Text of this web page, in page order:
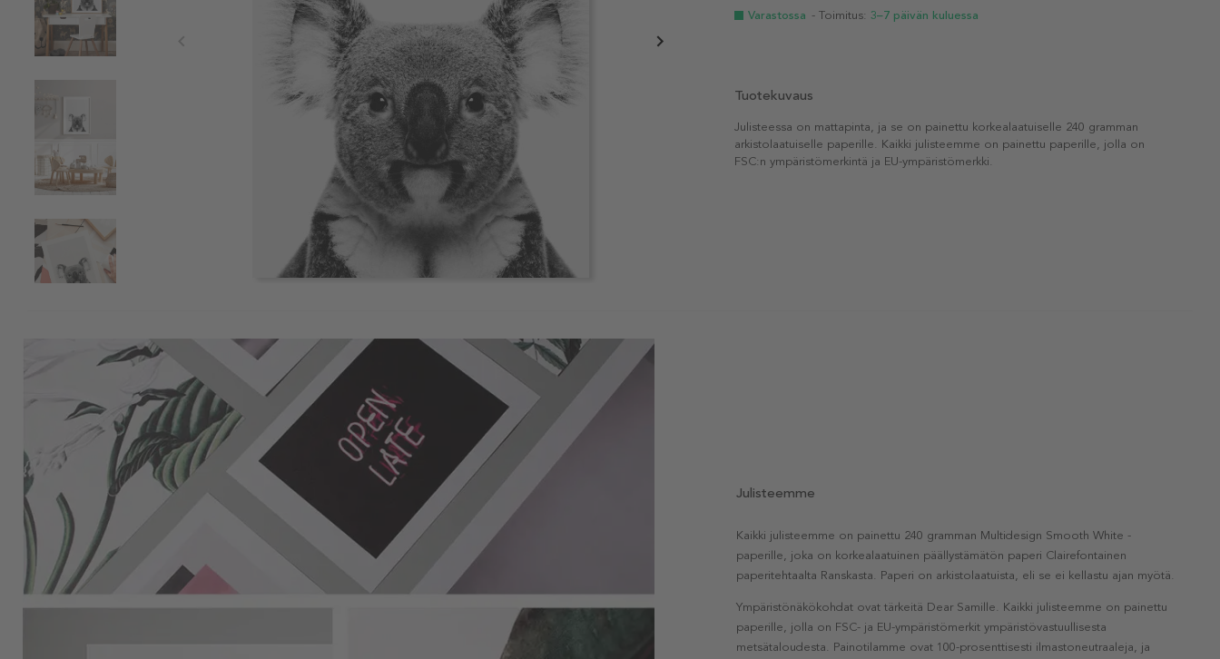
Varastossa - Toimitus: 3–7 päivän kuluessa
Tuotekuvaus
Julisteessa on mattapinta, ja se on painettu korkealaatuiselle 240 gramman
arkistolaatuiselle paperille. Kaikki julisteemme on painettu paperille, jolla on
FSC:n ympäristömerkintä ja EU-ympäristömerkki.
Julisteemme
Kaikki julisteemme on painettu 240 gramman Multidesign Smooth White -
paperille, joka on korkealaatuinen päällystämätön paperi Clairefontainen
paperitehtaalta Ranskasta. Paperi on arkistolaatuista, eli se ei kellastu ajan myötä.
Ympäristönäkökohdat ovat tärkeitä Dear Samille. Kaikki julisteemme on painettu
paperille, jolla on FSC- ja EU-ympäristömerkit ympäristövastuullisesta
metsätaloudesta. Painotilamme ovat 100-prosenttisesti ilmastoneutraaleja, ja